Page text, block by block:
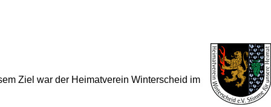
Ziel war der Heimatverein Winterscheid im